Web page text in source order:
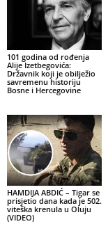
101 godina od rođenja
Alije Izetbegovića:
Državnik koji je obilježio
savremenu historiju
Bosne i Hercegovine
HAMDIJA ABDIĆ – Tigar se
prisjetio dana kada je 502.
viteška krenula u Oluju
(VIDEO)